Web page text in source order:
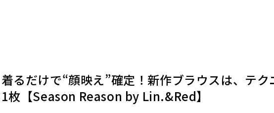
着るだけで“顔映え”確定！新作ブラウスは、テ
枚【Season Reason by Lin.&Red】